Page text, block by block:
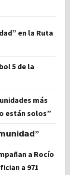
en la Ruta
5 de la
más
están solos”
a Rocío
a 971